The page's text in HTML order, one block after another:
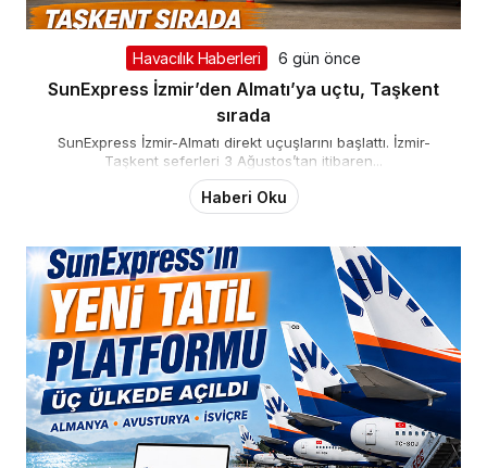
Havacılık Haberleri 6 gün önce
SunExpress İzmir’den Almatı’ya uçtu, Taşkent
sırada
SunExpress İzmir-Almatı direkt uçuşlarını başlattı. İzmir-
Taşkent seferleri 3 Ağustos’tan itibaren...
Haberi Oku